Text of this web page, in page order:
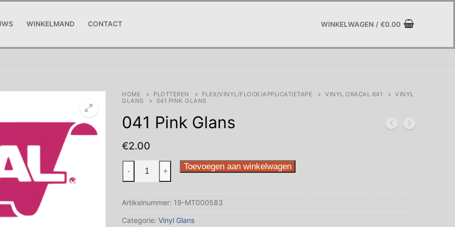
WINKELMAND CONTACT WINKELWAGEN / €0.00
HOME PLOTTEREN FLEX/VINYL/FLOCK/APPLICATIETAPE VINYL ORACAL 641
VINYL
GLANS
041 PINK GLANS
041 Pink Glans
€2.00
aantal
- + Toevoegen aan winkelwagen
Artikelnummer: 19-MT000583
Categorie: Vinyl Glans